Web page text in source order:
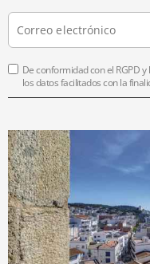
De conformidad con el RGPD y
los datos facilitados con la